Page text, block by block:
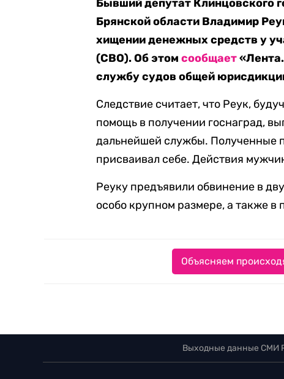
Бывший депутат Клинцовского
Брянской области Владимир
хищении денежных средств у
(СВО). Об этомсообщает
службу судов общей
Следствие считает, что Реук,
помощь в получении госнаград,
дальнейшей службы. Полученные
присваивал себе. Действия
Реуку предъявили обвинение в
особо крупном размере, а также
Объясняем
Выходные данные СМИ